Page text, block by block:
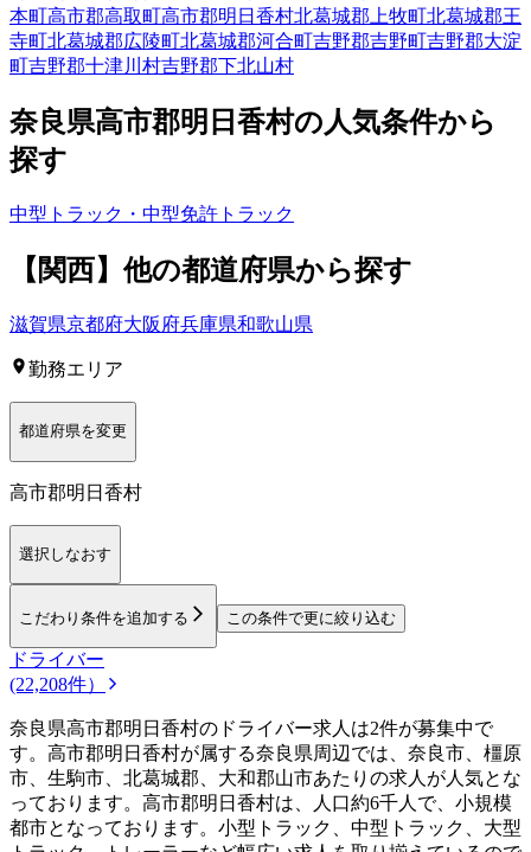
本町高市郡高取町高市郡明日香村北葛城郡上牧町北葛城郡王
寺町北葛城郡広陵町北葛城郡河合町吉野郡吉野町吉野郡大淀
町吉野郡十津川村吉野郡下北山村
奈良県高市郡明日香村の人気条件から
探す
中型トラック・中型免許 トラック
【 関西】他の都道府県から探す
滋賀県京都府大阪府兵庫県和歌山県
勤務エリア
都道府県を変更
高市郡明日香村
選択しなおす
こだわり条件を追加する この条件で更に絞り込む
ドライバー
(22,208件）
奈良県高市郡明日香村のドライバー求人は2件が募集中で
す。高市郡明日香村が属する奈良県周辺では、奈良市、橿原
市、生駒市、北葛城郡、大和郡山市あたりの求人が人気とな
っております。高市郡明日香村は、人口約6千人で、小規模
都市となっております。小型トラック、中型トラック、大型